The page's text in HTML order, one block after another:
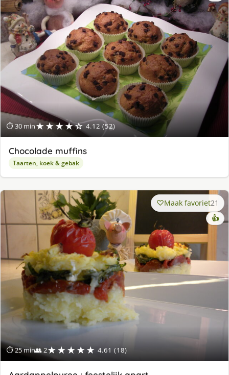
⏱ 30 min★★★★☆ 4.12 (52)
Chocolade muffins
Taarten, koek & gebak
⏱ 25 min👥 2★★★★★ 4.61 (18)
Maak favoriet21
👍